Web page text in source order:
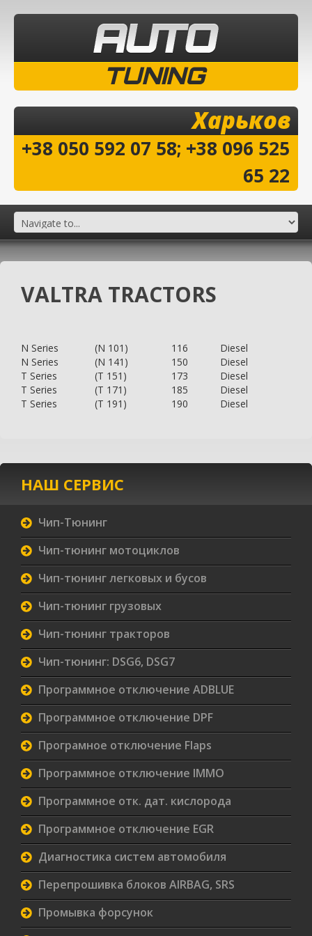
TUNING
Харьков
+38 050 592 07 58; +38 096 525
65 22
VALTRA TRACTORS
N Series (N 101) 116
Diesel
N Series
(N 141) 150
Diesel
T Series
(T 151) 173
Diesel
T Series
(T 171) 185
Diesel
T Series
(T 191) 190 Diesel
НАШ СЕРВИС
Чип-Тюнинг
Чип-тюнинг мотоциклов
Чип-тюнинг легковых и бусов
Чип-тюнинг грузовых
Чип-тюнинг тракторов
Чип-тюнинг: DSG6, DSG7
Программное отключение ADBLUE
Программное отключение DPF
Програмное отключение Flaps
Программное отключение IMMO
Программное отк. дат. кислорода
Программное отключение EGR
Диагностика систем автомобиля
Перепрошивка блоков AIRBAG, SRS
Промывка форсунок